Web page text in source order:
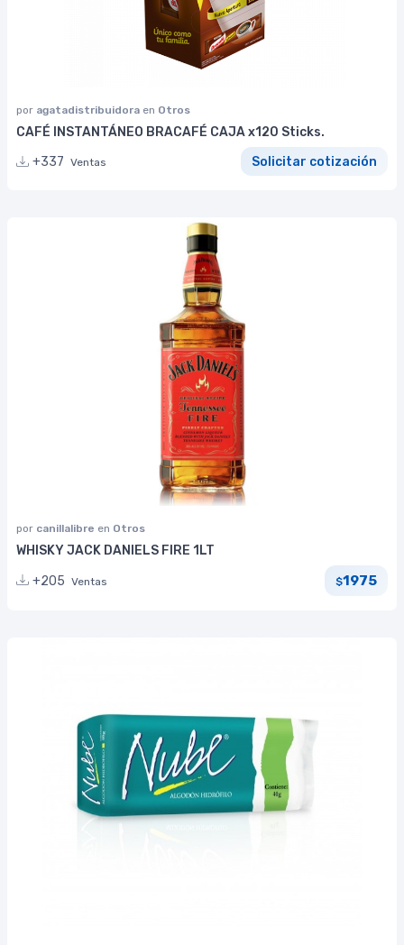
por agatadistribuidora en Otros
CAFÉ INSTANTÁNEO BRACAFÉ CAJA x120 Sticks.
+337 Ventas Solicitar cotización
por canillalibre en Otros
WHISKY JACK DANIELS FIRE 1LT
+205 Ventas $1975